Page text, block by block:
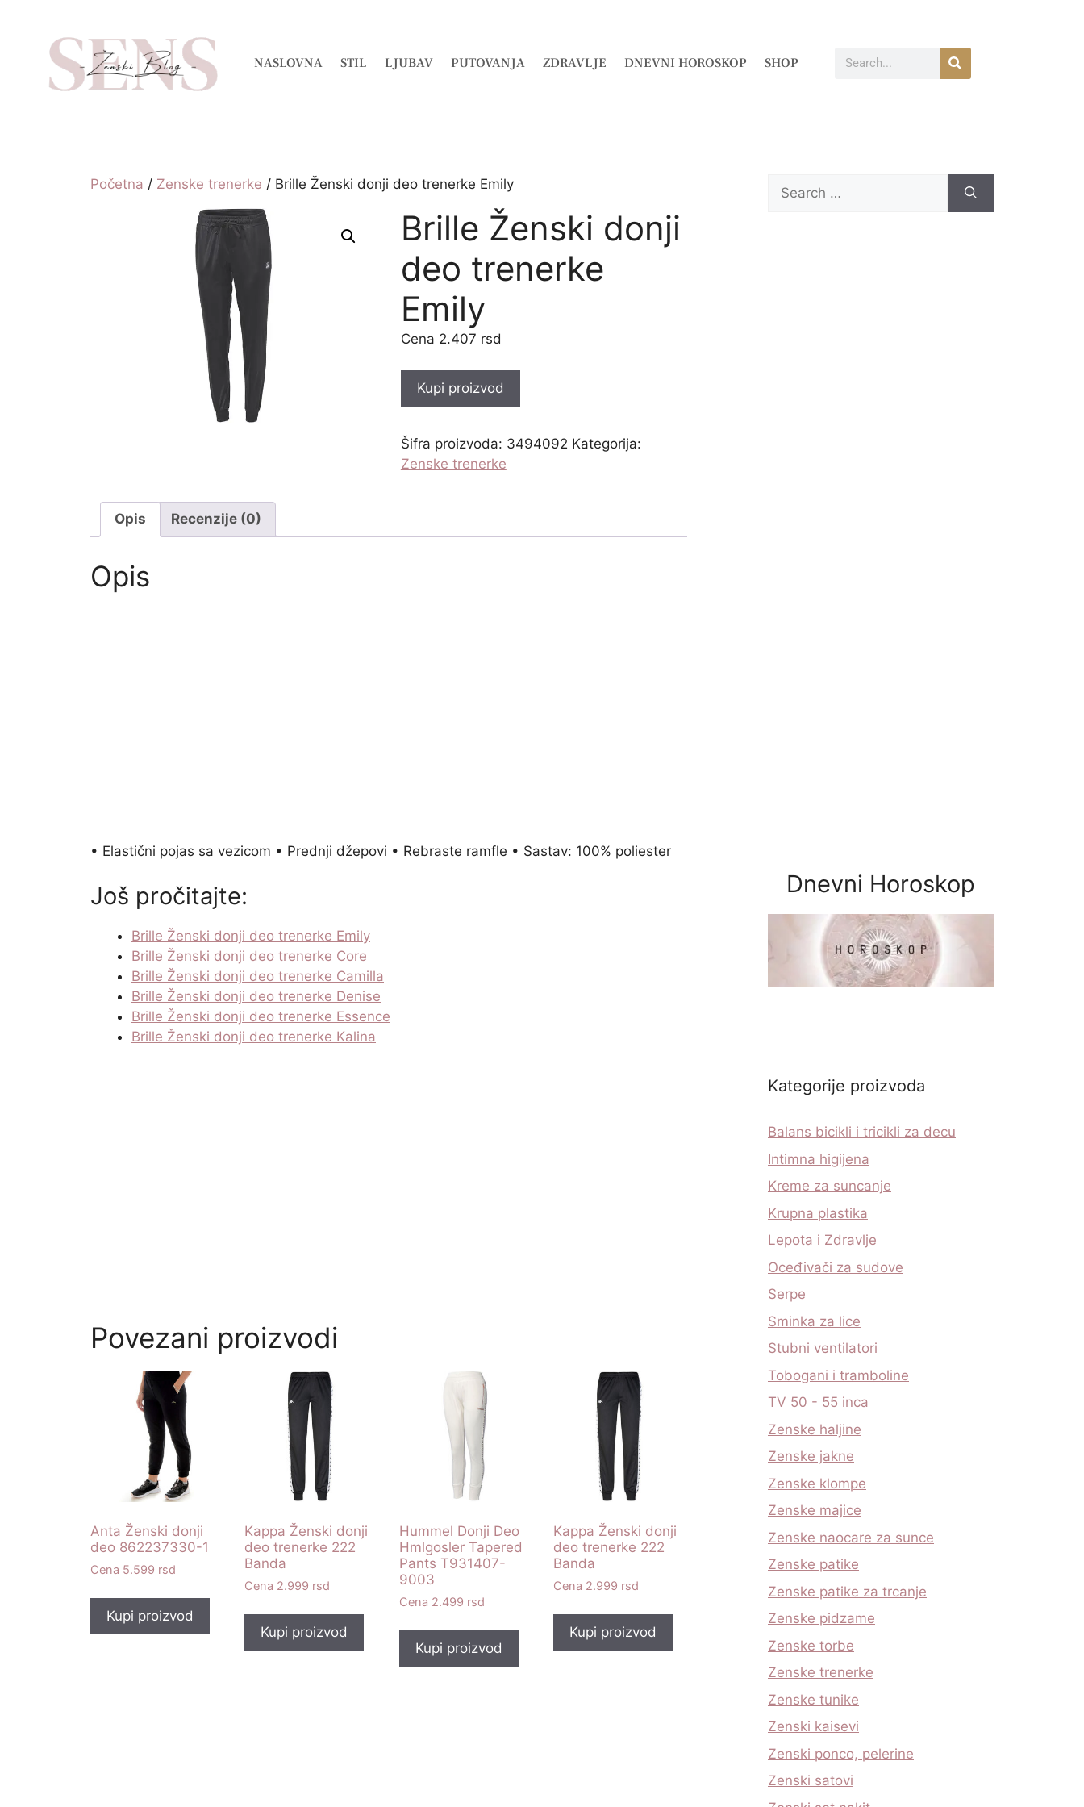
NASLOVNA STIL LJUBAV PUTOVANJA ZDRAVLJE DNEVNI HOROSKOP SHOP
Početna / Zenske trenerke / Brille Ženski donji deo trenerke Emily
Brille Ženski donji
deo trenerke
Emily
2.407 rsd
Kupi proizvod
Šifra proizvoda: 3494092 Kategorija:
Zenske trenerke
Opis Recenzije (0)
Opis
• Elastični pojas sa vezicom • Prednji džepovi • Rebraste ramfle • Sastav: 100% poliester
Još pročitajte:
Brille Ženski donji deo trenerke Emily
Brille Ženski donji deo trenerke Core
Brille Ženski donji deo trenerke Camilla
Brille Ženski donji deo trenerke Denise
Brille Ženski donji deo trenerke Essence
Brille Ženski donji deo trenerke Kalina
Povezani proizvodi
Anta Ženski donji
deo 862237330-1
5.599 rsd
Kupi proizvod
Kappa Ženski donji
deo trenerke 222
Banda
2.999 rsd
Kupi proizvod
Hummel Donji Deo
Hmlgosler Tapered
Pants T931407-
9003
2.499 rsd
Kupi proizvod
Kappa Ženski donji
deo trenerke 222
Banda
2.999 rsd
Kupi proizvod
Dnevni Horoskop
Kategorije proizvoda
Balans bicikli i tricikli za decu
Intimna higijena
Kreme za suncanje
Krupna plastika
Lepota i Zdravlje
Oceđivači za sudove
Serpe
Sminka za lice
Stubni ventilatori
Tobogani i tramboline
TV 50 - 55 inca
Zenske haljine
Zenske jakne
Zenske klompe
Zenske majice
Zenske naocare za sunce
Zenske patike
Zenske patike za trcanje
Zenske pidzame
Zenske torbe
Zenske trenerke
Zenske tunike
Zenski kaisevi
Zenski ponco, pelerine
Zenski satovi